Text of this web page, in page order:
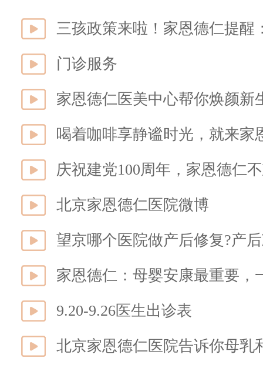
三孩政策来啦！家恩德仁提醒
门诊服务
家恩德仁医美中心帮你焕颜新
喝着咖啡享静谧时光，就来家
庆祝建党100周年，家恩德仁
北京家恩德仁医院微博
望京哪个医院做产后修复?产
家恩德仁：母婴安康最重要，
9.20-9.26医生出诊表
北京家恩德仁医院告诉你母乳